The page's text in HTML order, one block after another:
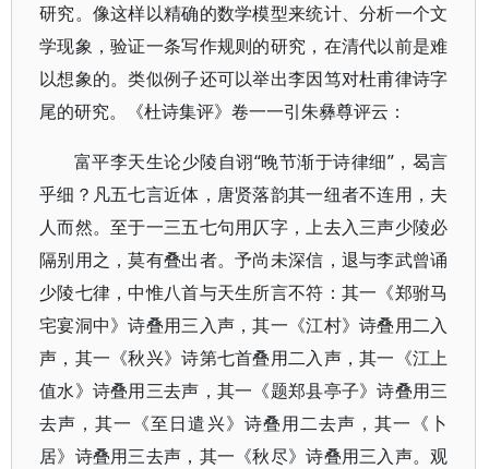
研究。像这样以精确的数学模型来统计、分析一个文
学现象，验证一条写作规则的研究，在清代以前是难
以想象的。类似例子还可以举出李因笃对杜甫律诗字
尾的研究。《杜诗集评》卷一一引朱彝尊评云：
富平李天生论少陵自诩“晚节渐于诗律细”，曷言
乎细？凡五七言近体，唐贤落韵其一纽者不连用，夫
人而然。至于一三五七句用仄字，上去入三声少陵必
隔别用之，莫有叠出者。予尚未深信，退与李武曾诵
少陵七律，中惟八首与天生所言不符：其一《郑驸马
宅宴洞中》诗叠用三入声，其一《江村》诗叠用二入
声，其一《秋兴》诗第七首叠用二入声，其一《江上
值水》诗叠用三去声，其一《题郑县亭子》诗叠用三
去声，其一《至日遣兴》诗叠用二去声，其一《卜
居》诗叠用三去声，其一《秋尽》诗叠用三入声。观